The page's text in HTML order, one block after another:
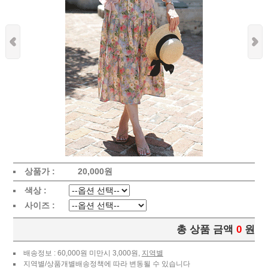
상품가 : 20,000원
색상 :
사이즈 :
총 상품 금액 0 원
배송정보 : 60,000원 미만시 3,000원, 지역별
지역별/상품개별배송정책에 따라 변동될 수 있습니다